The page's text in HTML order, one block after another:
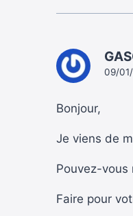
09/
Bonjour,
Je viens de
Pouvez-vous
Faire pour